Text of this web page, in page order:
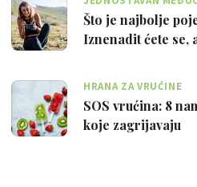
Što je najbolje
Iznenadit ćete
HRANA ZA VRUĆINE
SOS vrućina: 8
koje zagrijavaju